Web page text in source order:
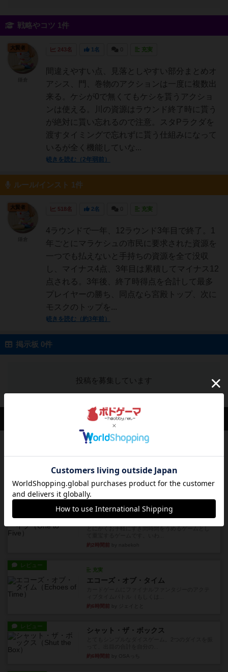
戦略やコツ 1件
243名 1名 充実
間違えやすい点、見落としやすい部分まとめオ
アシス、門、巻物のアクションは一度に複数出
来る。ケシが0で無くてもケシを貰うアクショ
ンは使える。川の資源はラウンド終了時に貰う
が絶対に貰い忘れるので注意。スタPラクダを
渡すタイミングで忘れずに貰う仕組みになって
いるが全く機能していな...
続きを読む（2年弱前）
大賢者
ルール/インスト 1件
518名 2名 充実
4ラウンドで一年、12ラウンド3年目で終了。1
年ごとにマラケシュの市民に要求された資源を
一つでも払えないと手持ちの資源を全て没収
し、マイナス4点、3年目は累積してマイナス12
点される。3年後、終了時得点を合計して最多
プレイヤーの勝ち、同点なら宮殿トップ、次に
モスクのトップを...
続きを読む（約3年前）
大賢者
掲示板 0件
投稿を募集しています
会員の新しい投稿
アンダー・ザ・テーブラー
笑えるバカゲームを集めているライトゲーマーと
してのレビューです。正体隠...
23分前by toyota
充実
ワン・トゥ・ファイブ
とにかくお手軽にすき間時間をうめるゲームとし
約2時間前
レビュー
充実
エコーズ・オブ・タイム
約6時間前
レビュー シャット・ザ・ボックス
約6時間前